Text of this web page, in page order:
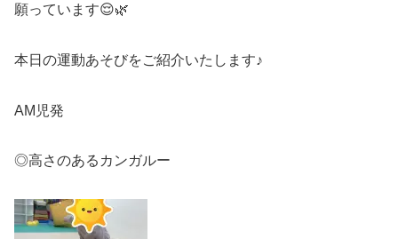
願っています😌🌿
本日の運動あそびをご紹介いたします♪
AM児発
◎高さのあるカンガルー